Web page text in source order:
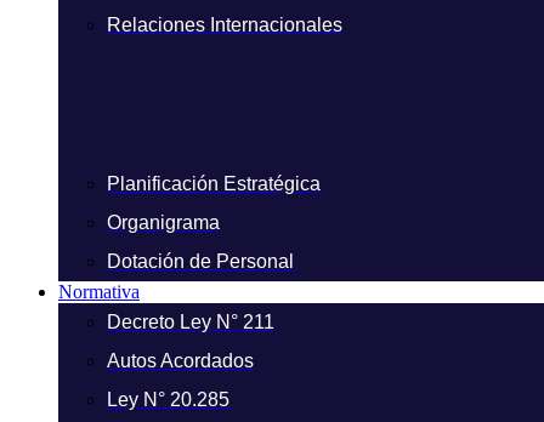
Relaciones Internacionales
Planificación Estratégica
Organigrama
Dotación de Personal
Normativa
Decreto Ley N° 211
Autos Acordados
Ley N° 20.285